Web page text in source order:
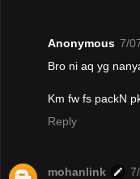
Anonymous 7/
Bro ni aq yg
Km fw fs packN
Reply
mohanlink